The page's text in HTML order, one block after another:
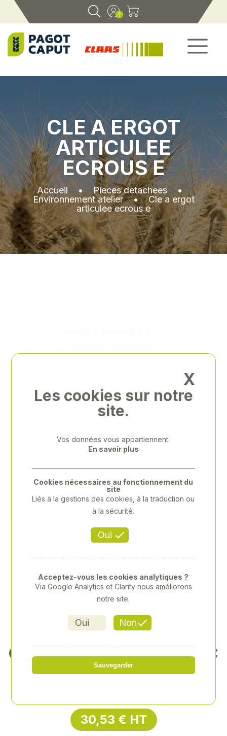
CLE A ERGOT
ARTICULEE
ECROUS E
Accueil•Pieces detachees•
Environnement atelier•Cle a ergot
articulee ecrous e
CLE A ERGOT ARTICULEE EC
ROUS E
30,53 € HT
X
Les cookies sur notre
site.
Vos données vous appartiennent.
En savoir plus
Oui
Cookies nécessaires au fonctionnement du
site
Liés à la gestions des cookies, à la traduction ou
à la sécurité.
Oui Non
Acceptez-vous les cookies analytiques ?
Via Google Analytics et Clarity nous améliorons
notre site.
Sauvegarder